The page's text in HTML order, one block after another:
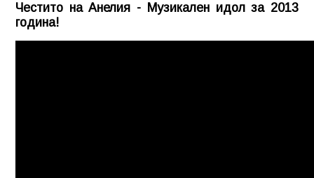
Честито на Анелия - Музикален идол за 2013
година!